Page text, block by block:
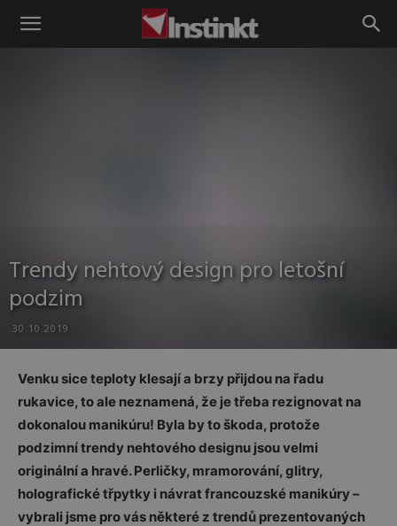
Instinkt
Trendy nehtový design pro letošní
podzim
30.10.2019
Venku sice teploty klesají a brzy přijdou na řadu
rukavice, to ale neznamená, že je třeba rezignovat na
dokonalou manikúru! Byla by to škoda, protože
podzimní trendy nehtového designu jsou velmi
originální a hravé. Perličky, mramorování, glitry,
holografické třpytky i návrat francouzské manikúry –
vybrali jsme pro vás některé z trendů prezentovaných